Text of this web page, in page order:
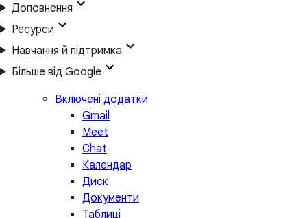
Доповнення
Ресурси
Навчання й підтримка
Більше від Google
Включені додатки
Gmail
Meet
Chat
Календар
Диск
Документи
Таблиці